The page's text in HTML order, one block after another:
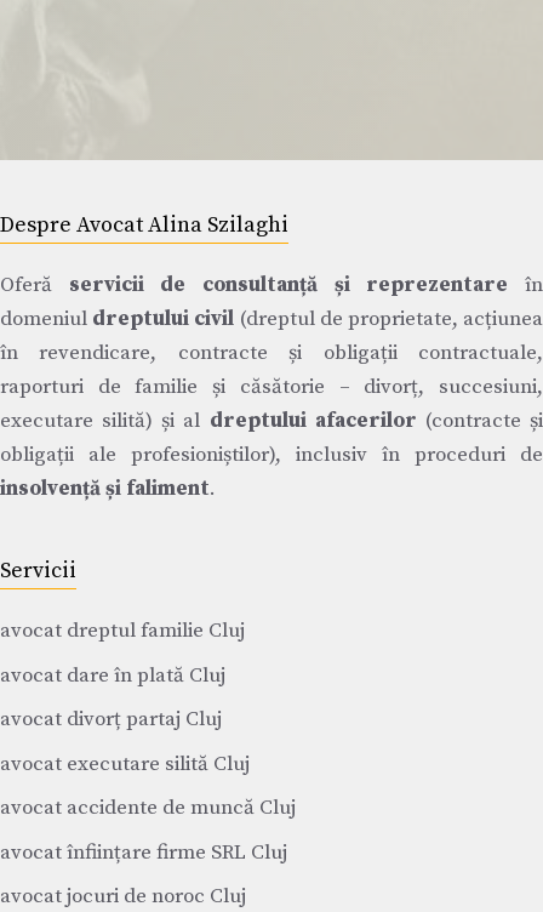
Despre Avocat Alina Szilaghi
Oferă servicii de consultanță și reprezentare în
domeniul dreptului civil (dreptul de proprietate, acțiunea
în revendicare, contracte și obligații contractuale,
raporturi de familie și căsătorie – divorț, succesiuni,
executare silită) și al dreptului afacerilor (contracte și
obligații ale profesioniștilor), inclusiv în proceduri de
insolvență și faliment.
Servicii
avocat dreptul familie Cluj
avocat dare în plată Cluj
avocat divorț partaj Cluj
avocat executare silită Cluj
avocat accidente de muncă Cluj
avocat înființare firme SRL Cluj
avocat jocuri de noroc Cluj